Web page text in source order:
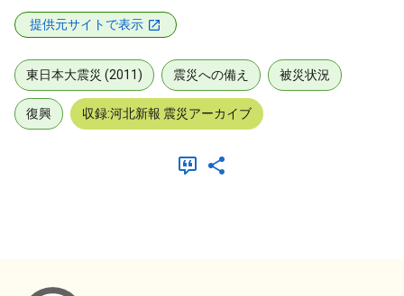
提供元サイトで表示
東日本大震災 (2011) 震災への備え 被災状況
復興 収録:河北新報 震災アーカイブ